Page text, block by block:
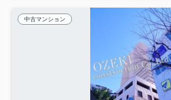
中古マンション